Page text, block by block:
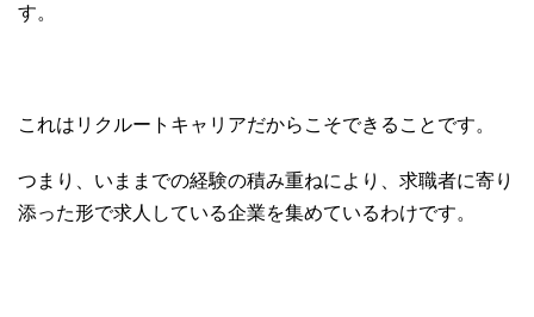
す。
これはリクルートキャリアだからこそできることです。
つまり、いままでの経験の積み重ねにより、求職者に寄り
添った形で求人している企業を集めているわけです。